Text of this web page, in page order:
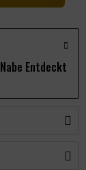
Nabe Entdeckt